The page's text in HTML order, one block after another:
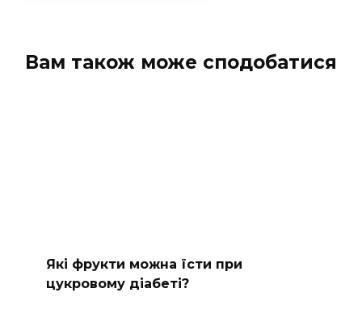
Вам також може сподобатися
Які фрукти можна їсти при
цукровому діабеті?